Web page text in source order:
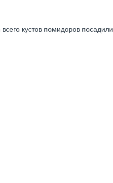
кустов помидоров посадили